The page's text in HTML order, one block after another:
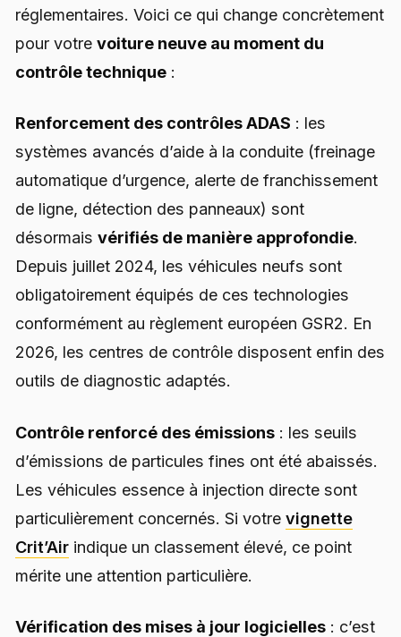
réglementaires. Voici ce qui change concrètement
pour votre voiture neuve au moment du
contrôle technique :
Renforcement des contrôles ADAS : les
systèmes avancés d’aide à la conduite (freinage
automatique d’urgence, alerte de franchissement
de ligne, détection des panneaux) sont
désormais vérifiés de manière approfondie.
Depuis juillet 2024, les véhicules neufs sont
obligatoirement équipés de ces technologies
conformément au règlement européen GSR2. En
2026, les centres de contrôle disposent enfin des
outils de diagnostic adaptés.
Contrôle renforcé des émissions : les seuils
d’émissions de particules fines ont été abaissés.
Les véhicules essence à injection directe sont
particulièrement concernés. Si votre vignette
Crit’Air indique un classement élevé, ce point
mérite une attention particulière.
Vérification des mises à jour logicielles : c’est